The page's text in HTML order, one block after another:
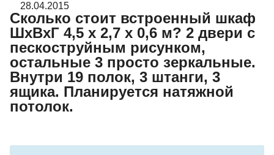
28.04.2015
Сколько стоит встроенный шкаф
ШхВхГ 4,5 х 2,7 х 0,6 м? 2 двери с
пескоструйным рисунком,
остальные 3 просто зеркальные.
Внутри 19 полок, 3 штанги, 3
ящика. Планируется натяжной
потолок.